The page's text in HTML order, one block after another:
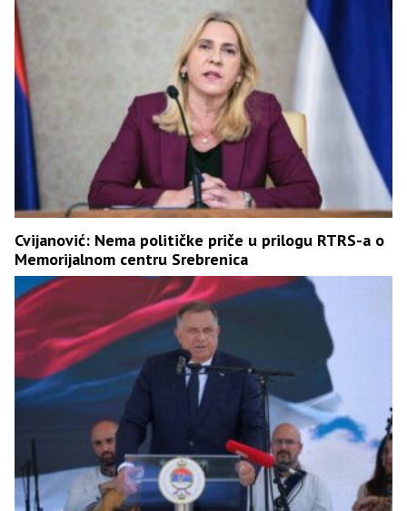
Cvijanović: Nema političke priče u prilogu RTRS-a o
Memorijalnom centru Srebrenica